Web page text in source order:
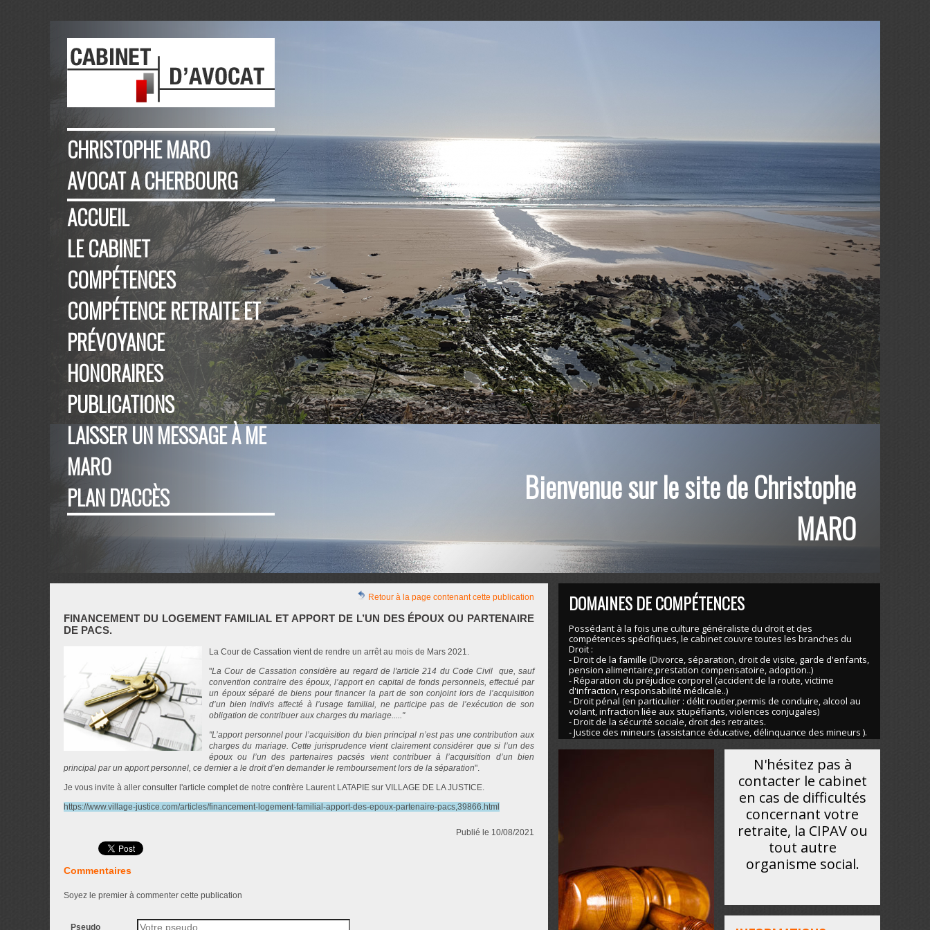
CHRISTOPHE MARO
AVOCAT A CHERBOURG
Bienvenue sur le site de Christophe
MARO
ACCUEIL
LE CABINET
COMPÉTENCES
COMPÉTENCE RETRAITE ET
PRÉVOYANCE
HONORAIRES
PUBLICATIONS
LAISSER UN MESSAGE À ME
MARO
PLAN D'ACCÈS
Retour à la page contenant cette publication
FINANCEMENT DU LOGEMENT FAMILIAL ET APPORT DE L’UN DES ÉPOUX OU PARTENAIRE
DE PACS.
La Cour de Cassation vient de rendre un arrêt au mois de Mars 2021.
"La Cour de Cassation considère au regard de l'article 214 du Code Civil que, sauf
convention contraire des époux, l’apport en capital de fonds personnels, effectué par
un époux séparé de biens pour financer la part de son conjoint lors de l’acquisition
d’un bien indivis affecté à l’usage familial, ne participe pas de l’exécution de son
obligation de contribuer aux charges du mariage....."
"L’apport personnel pour l’acquisition du bien principal n’est pas une contribution aux
charges du mariage. Cette jurisprudence vient clairement considérer que si l’un des
époux ou l’un des partenaires pacsés vient contribuer à l’acquisition d’un bien
principal par un apport personnel, ce dernier a le droit d’en demander le remboursement lors de la séparation".
Je vous invite à aller consulter l'article complet de notre confrère Laurent LATAPIE sur VILLAGE DE LA JUSTICE.
https://www.village-justice.com/articles/financement-logement-familial-apport-des-epoux-partenaire-pacs,39866.html
Publié le 10/08/2021
Commentaires
Soyez le premier à commenter cette publication
Pseudo
DOMAINES DE COMPÉTENCES
Possédant à la fois une culture généraliste du droit et des
compétences spécifiques, le cabinet couvre toutes les branches du
Droit :
- Droit de la famille (Divorce, séparation, droit de visite, garde d'enfants,
pension alimentaire,prestation compensatoire, adoption..)
- Réparation du préjudice corporel (accident de la route, victime
d'infraction, responsabilité médicale..)
- Droit pénal (en particulier : délit routier,permis de conduire, alcool au
volant, infraction liée aux stupéfiants, violences conjugales)
- Droit de la sécurité sociale, droit des retraites.
- Justice des mineurs (assistance éducative, délinquance des mineurs ).
N'hésitez pas à
contacter le cabinet
en cas de difficultés
concernant votre
retraite, la CIPAV ou
tout autre
organisme social.